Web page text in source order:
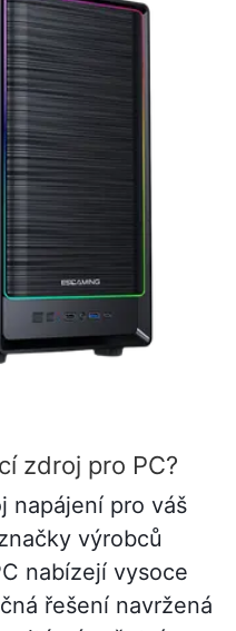
zdroj pro PC?
napájení pro váš
výrobců
nabízejí vysoce
řešení navržená